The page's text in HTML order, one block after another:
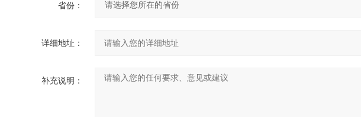
省份：
详细地址：
补充说明：